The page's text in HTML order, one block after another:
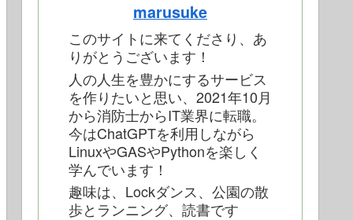
marusuke
このサイトに来てくださり、あ
りがとうございます！
人の人生を豊かにするサービス
を作りたいと思い、2021年10月
から消防士からIT業界に転職。
今はChatGPTを利用しながら
LinuxやGASやPythonを楽しく
学んでいます！
趣味は、Lockダンス、公園の散
歩とランニング、読書です